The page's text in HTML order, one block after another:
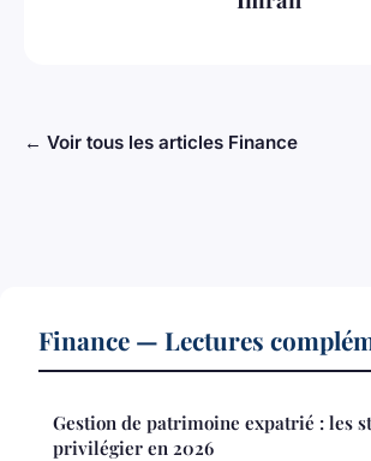
← Voir tous les articles Finance
Finance — Lectures
Gestion de patrimoine expatrié : les
privilégier en 2026